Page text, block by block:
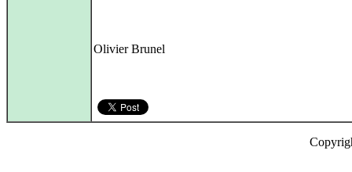
Olivier Brunel